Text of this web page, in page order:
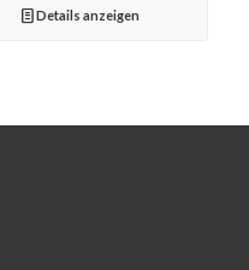
Details anzeigen